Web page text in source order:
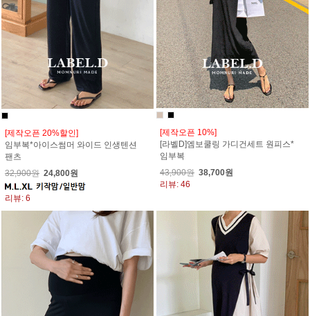
[제작오픈 20%할인]
임부복*아이스썸머 와이드 인생텐션
팬츠
32,900원 24,800원
리뷰: 6
[제작오픈 10%]
[라벨D]엠보쿨링 가디건세트 원피스*
임부복
43,900원 38,700원
리뷰: 46